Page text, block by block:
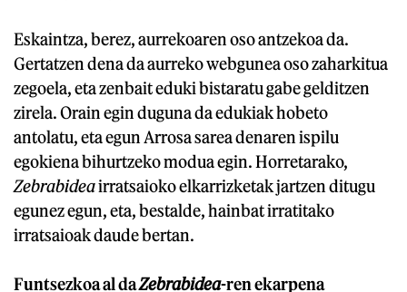
Eskaintza, berez, aurrekoaren oso antzekoa da.
Gertatzen dena da aurreko webgunea oso zaharkitua
zegoela, eta zenbait eduki bistaratu gabe gelditzen
zirela. Orain egin duguna da edukiak hobeto
antolatu, eta egun Arrosa sarea denaren ispilu
egokiena bihurtzeko modua egin. Horretarako,
Zebrabideairratsaioko elkarrizketak jartzen ditugu
egunez egun, eta, bestalde, hainbat irratitako
irratsaioak daude bertan.
Funtsezkoa al daZebrabidea-ren ekarpena